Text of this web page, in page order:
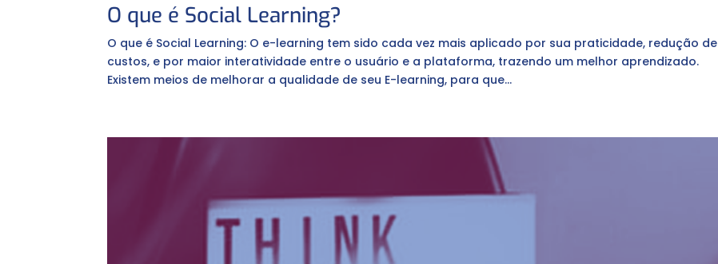
O que é Social Learning?
O que é Social Learning: O e-learning tem sido cada vez mais aplicado por sua praticidade, redução de
custos, e por maior interatividade entre o usuário e a plataforma, trazendo um melhor aprendizado.
Existem meios de melhorar a qualidade de seu E-learning, para que...